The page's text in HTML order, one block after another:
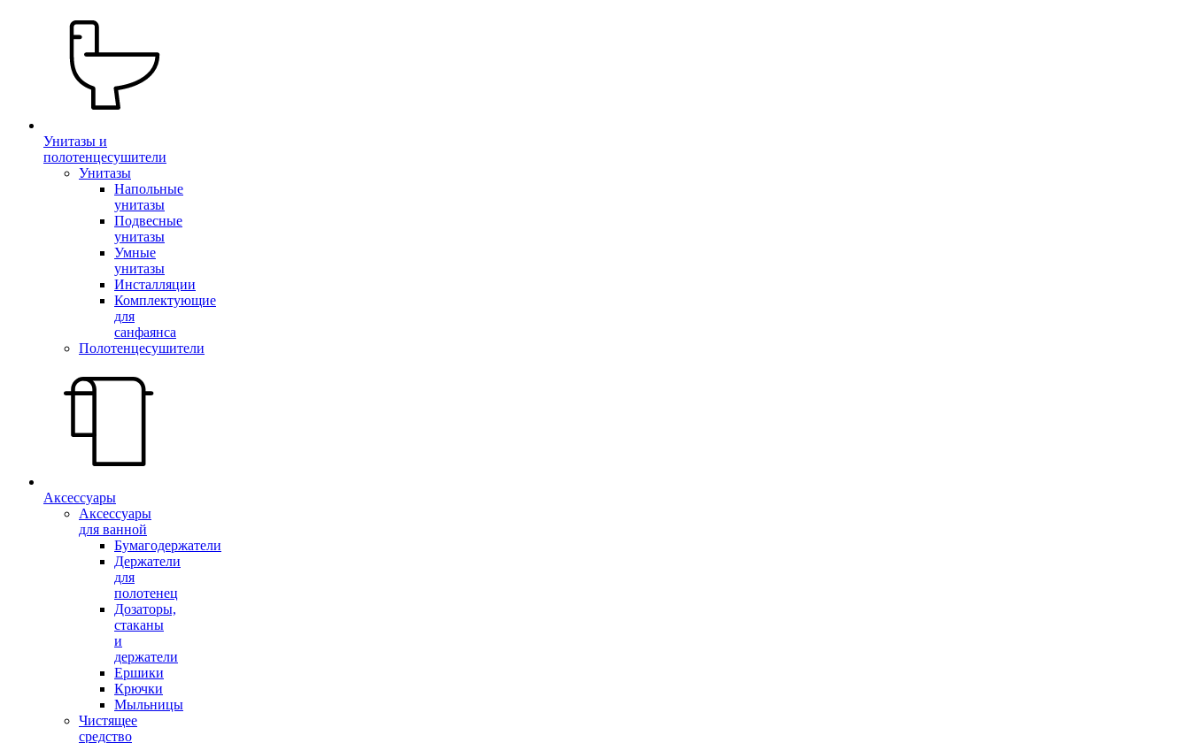
Унитазы и
полотенцесушители
Унитазы
Напольные
унитазы
Подвесные
унитазы
Умные
унитазы
Инсталляции
Комплектующие
для
санфаянса
Полотенцесушители
Аксессуары
Аксессуары
для ванной
Бумагодержатели
Держатели
для
полотенец
Дозаторы,
стаканы
и
держатели
Ершики
Крючки
Мыльницы
Чистящее
средство